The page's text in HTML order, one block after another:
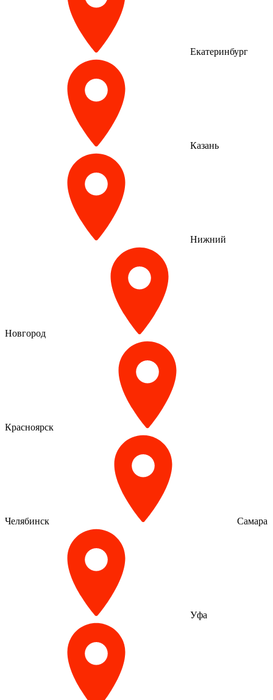
Екатеринбург
Казань
Нижний
Новгород
Красноярск
Челябинск Самара
Уфа